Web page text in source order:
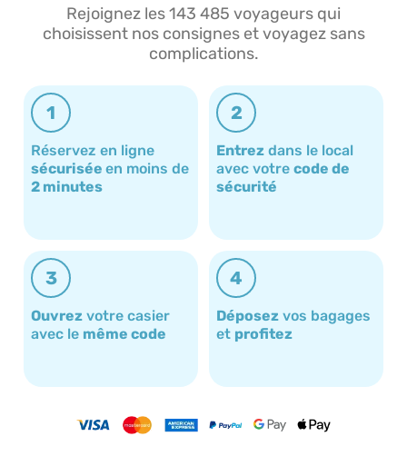
Rejoignez les 143 485 voyageurs qui
choisissent nos consignes et voyagez sans
complications.
1
Réservez en ligne
sécurisée en moins de
2 minutes
2
Entrez dans le local
avec votre code de
sécurité
3
Ouvrez votre casier
avec le même code
4
Déposez vos bagages
et profitez